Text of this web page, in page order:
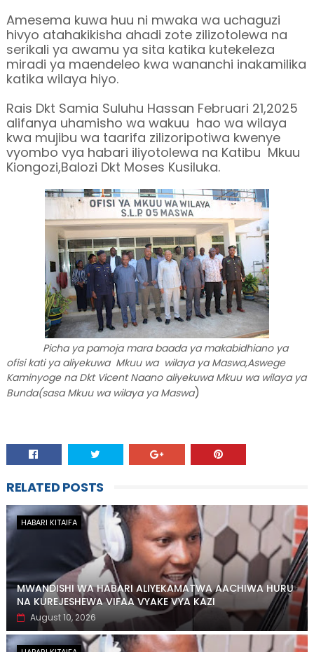
Amesema kuwa huu ni mwaka wa uchaguzi
hivyo atahakikisha ahadi zote zilizotolewa na
serikali ya awamu ya sita katika kutekeleza
miradi ya maendeleo kwa wananchi inakamilika
katika wilaya hiyo.
Rais Dkt Samia Suluhu Hassan Februari 21,2025
alifanya uhamisho wa wakuu hao wa wilaya
kwa mujibu wa taarifa zilizoripotiwa kwenye
vyombo vya habari iliyotolewa na Katibu Mkuu
Kiongozi,Balozi Dkt Moses Kusiluka.
Picha ya pamoja mara baada ya makabidhiano ya
ofisi kati ya aliyekuwa Mkuu wa wilaya ya Maswa,Aswege
Kaminyoge na Dkt Vicent Naano aliyekuwa Mkuu wa wilaya ya
Bunda(sasa Mkuu wa wilaya ya Maswa)
RELATED POSTS
HABARI KITAIFA
MWANDISHI WA HABARI ALIYEKAMATWA AACHIWA HURU
NA KUREJESHEWA VIFAA VYAKE VYA KAZI
August 10, 2026